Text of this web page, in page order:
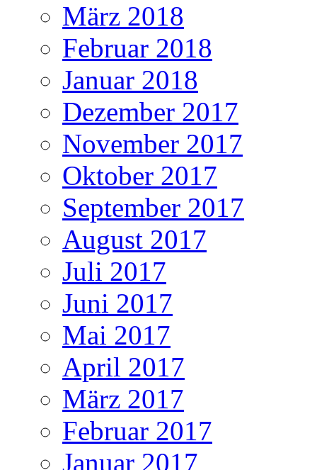
März 2018
Februar 2018
Januar 2018
Dezember 2017
November 2017
Oktober 2017
September 2017
August 2017
Juli 2017
Juni 2017
Mai 2017
April 2017
März 2017
Februar 2017
Januar 2017